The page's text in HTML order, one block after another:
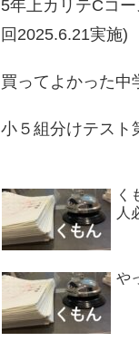
5年上カリテCコ
回2025.6.21実施)
買ってよかった中
小５組分けテスト
く
人
や